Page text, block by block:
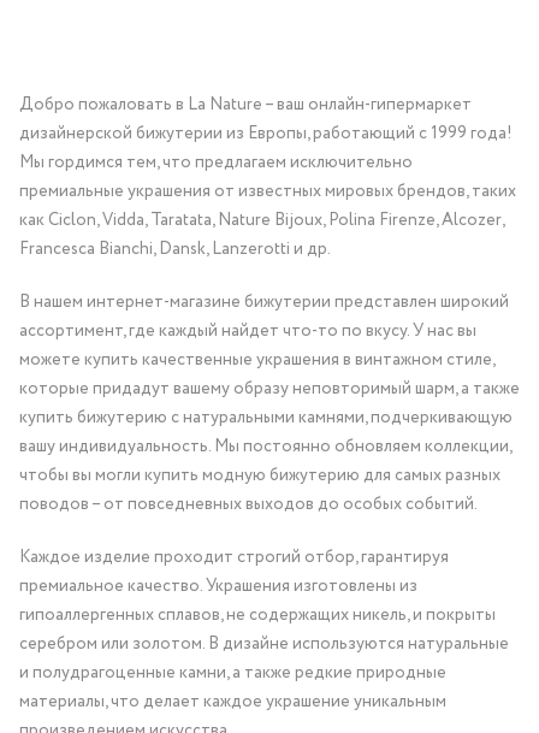
Добро пожаловать в La Nature – ваш онлайн-гипермаркет
дизайнерской бижутерии из Европы, работающий с 1999 года!
Мы гордимся тем, что предлагаем исключительно
премиальные украшения от известных мировых брендов, таких
как Ciclon, Vidda, Taratata, Nature Bijoux, Polina Firenze, Alcozer,
Francesca Bianchi, Dansk, Lanzerotti и др.
В нашем интернет-магазине бижутерии представлен широкий
ассортимент, где каждый найдет что-то по вкусу. У нас вы
можете купить качественные украшения в винтажном стиле,
которые придадут вашему образу неповторимый шарм, а также
купить бижутерию с натуральными камнями, подчеркивающую
вашу индивидуальность. Мы постоянно обновляем коллекции,
чтобы вы могли купить модную бижутерию для самых разных
поводов – от повседневных выходов до особых событий.
Каждое изделие проходит строгий отбор, гарантируя
премиальное качество. Украшения изготовлены из
гипоаллергенных сплавов, не содержащих никель, и покрыты
серебром или золотом. В дизайне используются натуральные
и полудрагоценные камни, а также редкие природные
материалы, что делает каждое украшение уникальным